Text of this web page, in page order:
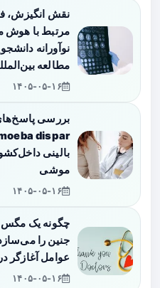
نقش انگیزش،
مرتبط با هوش
نوآورانه
مطالعه
۱۴۰۵-۰۵-۱۶
بررسی
بالینی
موشی
۱۴۰۵-۰۵-۱۶
چگونه یک مگس
جنین را
عوامل آغازگر در Clogmia albipunctata
۱۴۰۵-۰۵-۱۶